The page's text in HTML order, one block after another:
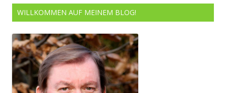
WILLKOMMEN AUF MEINEM BLOG!